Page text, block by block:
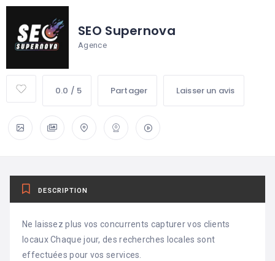
SEO Supernova
Agence
0.0 / 5 Partager Laisser un avis
DESCRIPTION
Ne laissez plus vos concurrents capturer vos clients
locaux Chaque jour, des recherches locales sont
effectuées pour vos services.